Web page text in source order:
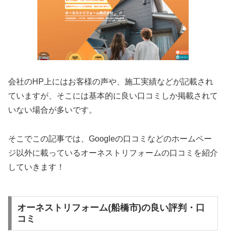
会社のHP上にはお客様の声や、施工実績などが記載され
ていますが、そこには基本的に良い口コミしか掲載されて
いない場合が多いです。
そこでこの記事では、Googleの口コミなどのホームペー
ジ以外に載っているオーネストリフォームの口コミを紹介
していきます！
オーネストリフォーム(船橋市)の良い評判・口
コミ